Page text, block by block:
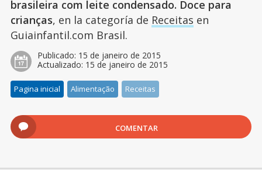
brasileira com leite condensado. Doce para
crianças, en la categoría de Receitas en
Guiainfantil.com Brasil.
Publicado: 15 de janeiro de 2015
Actualizado: 15 de janeiro de 2015
Pagina inicial Alimentação Receitas
COMENTAR